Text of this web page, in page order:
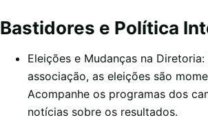
Bastidores e Política
Eleições e Mudanças na
associação, as eleições são
Acompanhe os programas dos
notícias sobre os resultados.